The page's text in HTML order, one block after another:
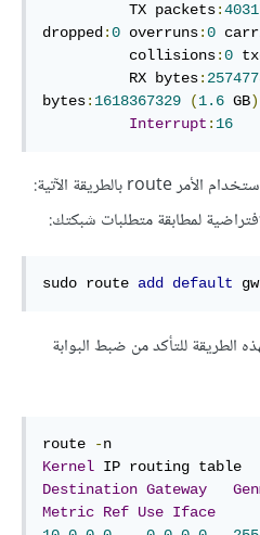
          TX packets
:
dropped :0 overruns:0
          collisions
:0
          RX bytes
:
bytes: 1618367329 (1.6 GB)
Interrupt : 16
لضبط البوابة الافتراضية، يمكنك استخدام الأمر route بالطريقة الآتية:
لمطابقة متطلبات شبكتك:
sudo route add default gw
الطريقة للتأكد من ضبط البوابة
route -
Kernel
Destination Gateway
Metric Ref Use Iface